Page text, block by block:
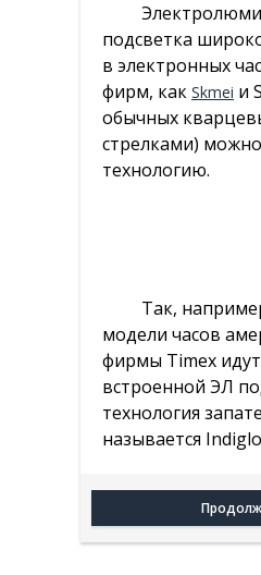
Портативное аудио
Электронные
подсветка
в электронных
фирм, как Skmei и
обычных
стрелками)
технологию.
Так,
модели часов
фирмы Timex
встроенной ЭЛ
технология
называется